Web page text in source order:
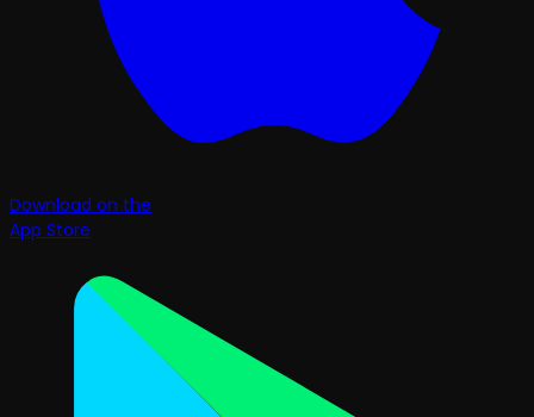
Download on the
App Store